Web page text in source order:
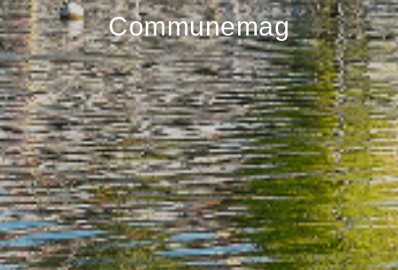
Communemag